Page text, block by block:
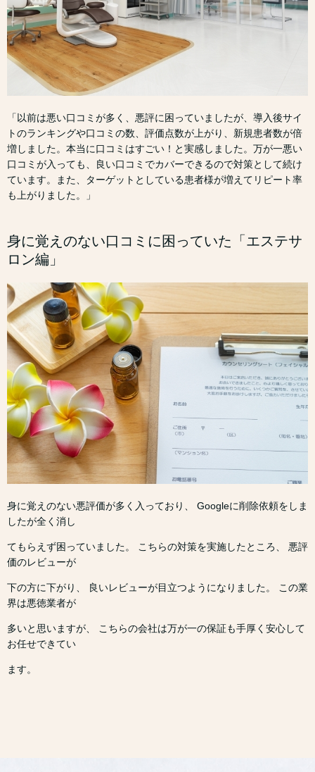
「以前は悪い口コミが多く、悪評に困っていましたが、導入後サイ
トのランキングや口コミの数、評価点数が上がり、新規患者数が倍
増しました。本当に口コミはすごい！と実感しました。万が一悪い
口コミが入っても、良い口コミでカバーできるので対策として続け
ています。また、ターゲットとしている患者様が増えてリピート率
も上がりました。」
身に覚えのない口コミに困っていた「エステサ
ロン編」
身に覚えのない悪評価が多く入っており、 Googleに削除依頼をしま
したが全く消し
てもらえず困っていました。 こちらの対策を実施したところ、 悪評
価のレビューが
下の方に下がり、 良いレビューが目立つようになりました。 この業
界は悪徳業者が
多いと思いますが、 こちらの会社は万が一の保証も手厚く安心して
お任せできてい
ます。